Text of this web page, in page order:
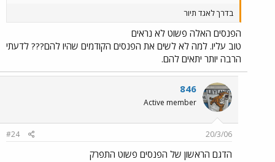
בדרך לאגד תיור
הפנסים האלה פשוט לא נראים
טוב עליו. למה לא לשים את הפנסים הקודמים שהיו להם??? לדעתי
הרבה יותר יתאים להם.
846
Active member
20/3/06
#24
הדגם הראשון של הפנסים פשוט התפרק